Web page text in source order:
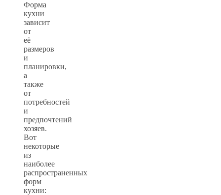
Форма
кухни
зависит
от
её
размеров
и
планировки,
а
также
от
потребностей
и
предпочтений
хозяев.
Вот
некоторые
из
наиболее
распространенных
форм
кухни: